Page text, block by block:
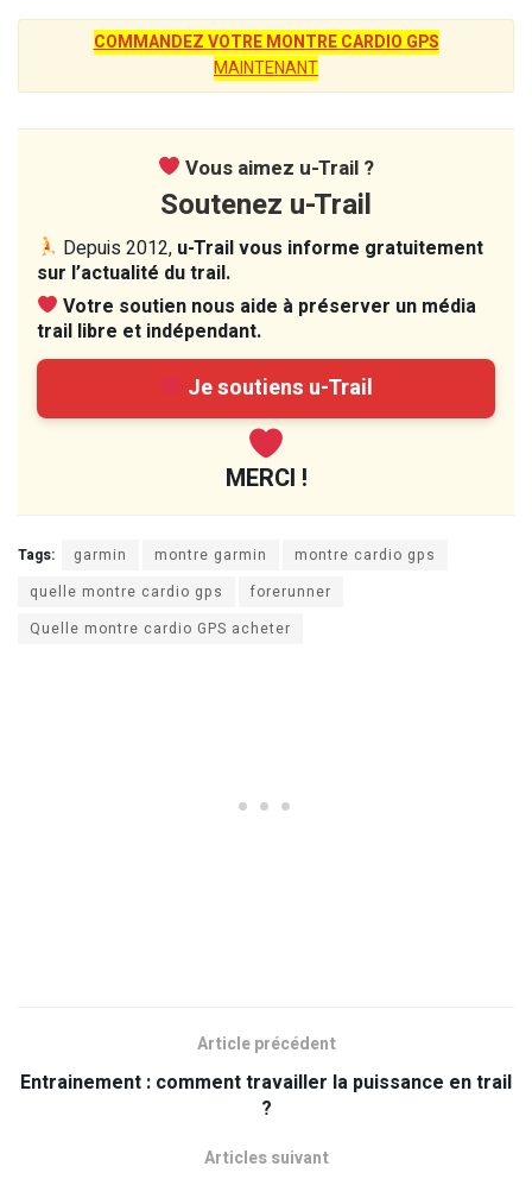
COMMANDEZ VOTRE MONTRE CARDIO GPS
MAINTENANT
Vous aimez u-Trail ?
Soutenez u-Trail
Depuis 2012, u-Trail vous informe gratuitement
sur l’actualité du trail.
Votre soutien nous aide à préserver un média
trail libre et indépendant.
Je soutiens u-Trail
MERCI !
Tags: garmin montre garmin
montre cardio gps
quelle montre cardio gps
forerunner
Quelle montre cardio GPS acheter
Article précédent
Entrainement : comment travailler la puissance en trail
?
Articles suivant